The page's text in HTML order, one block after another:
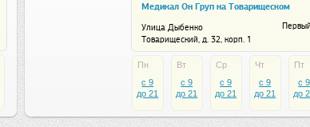
Медикал Он Груп на Товарищеском
Улица Дыбенко
Товарищеский, д. 32, корп. 1
Пн
c 9
до 21
Вт
c 9
до 21
Ср
c 9
до 21
Чт
c 9
до 21
Пт
c 9
до